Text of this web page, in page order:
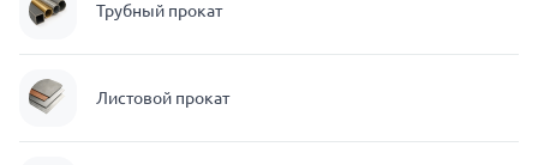
Трубный прокат
Листовой прокат